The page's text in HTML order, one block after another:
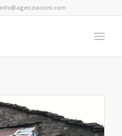
info@agenziacioni.com